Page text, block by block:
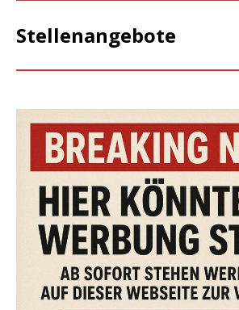
Stellenangebote